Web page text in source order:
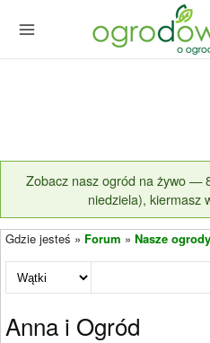
Zobacz nasz ogród na żywo —
niedziela), kiermasz
Gdzie jesteś » Forum » Nasze ogrody
Anna i Ogród